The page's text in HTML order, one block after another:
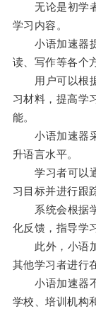
无论是初学者
学习内容。
小语加速器提
读、写作等各个
用户可以根据
习材料，提高学
能。
小语加速器采
升语言水平。
学习者可以通
习目标并进行跟
系统会根据学
化反馈，指导学
此外，小语加
其他学习者进行
小语加速器不
学校、培训机构